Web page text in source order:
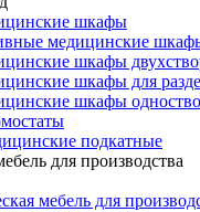
шкафы
медицинские
шкафы
шкафы для
шкафы
подкатные
для производства
мебель для